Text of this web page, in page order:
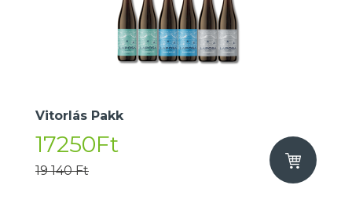
Vitorlás Pakk
17250Ft
19 140 Ft